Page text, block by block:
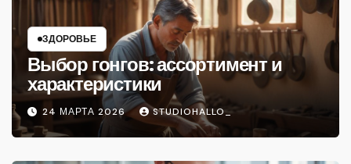
ЗДОРОВЬЕ
Выбор гонгов: ассортимент и
характеристики
24 МАРТА 2026 STUDIOHALLO_